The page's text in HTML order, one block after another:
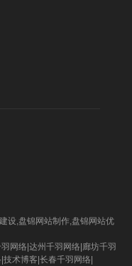
设,盘锦网站制作,盘锦网站优
网络 达州千羽网络 廊坊千羽
技术博客 长春千羽网络